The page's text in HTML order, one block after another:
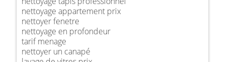
nettoyage appartement prix
nettoyer fenetre
nettoyage en profondeur
tarif menage
nettoyer un canapé